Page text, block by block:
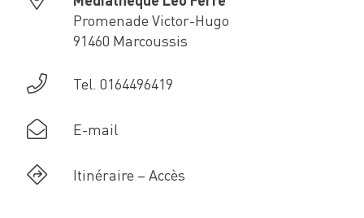
Promenade Victor-Hugo
91460 Marcoussis
Tel. 0164496419
E-mail
Itinéraire – Accès